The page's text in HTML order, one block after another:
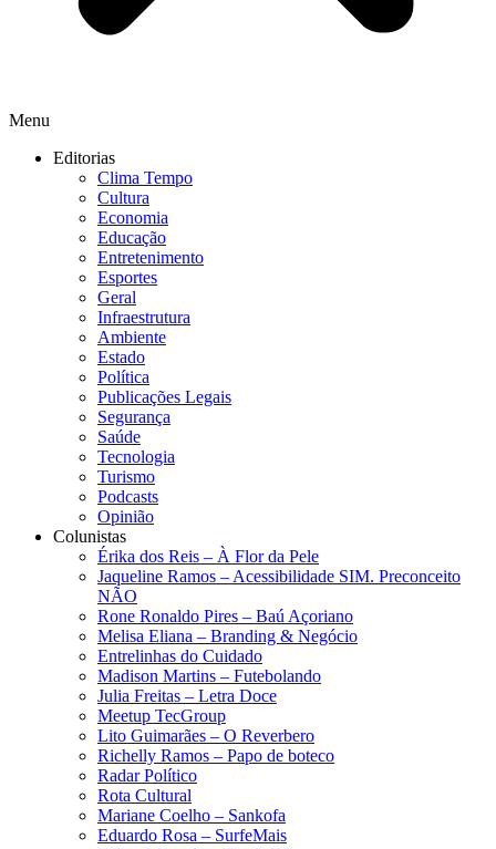
Menu
Editorias
Clima Tempo
Cultura
Economia
Educação
Entretenimento
Esportes
Geral
Infraestrutura
Ambiente
Estado
Política
Publicações Legais
Segurança
Saúde
Tecnologia
Turismo
Podcasts
Opinião
Colunistas
Érika dos Reis​ – À Flor da Pele
Jaqueline Ramos – Acessibilidade SIM. Preconceito
NÃO
Rone Ronaldo Pires – Baú Açoriano
Melisa Eliana – Branding & Negócio
Entrelinhas do Cuidado
Madison Martins – Futebolando
Julia Freitas​ – Letra Doce
Meetup TecGroup
Lito Guimarães – O Reverbero
Richelly Ramos​ – Papo de boteco
Radar Político
Rota Cultural
Mariane Coelho – Sankofa
Eduardo Rosa​ – SurfeMais